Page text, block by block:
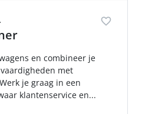
en combineer je
met
je graag in een
klantenservice en...